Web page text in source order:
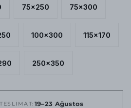
75x250 75x300
100x300 115x170
250x350
19–23 Ağustos